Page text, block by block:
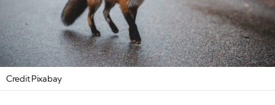
Credit Pixabay